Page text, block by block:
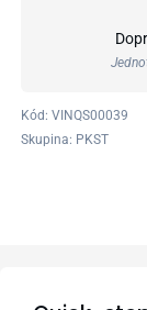
Kód: VINQS00039
Skupina: PKST